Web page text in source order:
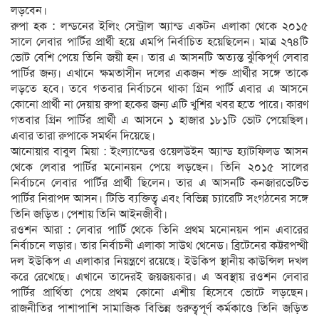
লড়বেন।
রুপা হক : লন্ডনের ইলিং সেন্ট্রাল অ্যান্ড একটন এলাকা থেকে ২০১৫
সালে লেবার পার্টির প্রার্থী হয়ে এমপি নির্বাচিত হয়েছিলেন। মাত্র ২৭৪টি
ভোট বেশি পেয়ে তিনি জয়ী হন। তার এ আসনটি অত্যন্ত ঝুঁকিপূর্ণ লেবার
পার্টির জন্য। এখানে ক্ষমতাসীন দলের একজন শক্ত প্রার্থীর সঙ্গে তাকে
লড়তে হবে। তবে গতবার নির্বাচনে থাকা গ্রিন পার্টি এবার এ আসনে
কোনো প্রার্থী না দেয়ায় রুপা হকের জন্য এটি খুশির খবর হতে পারে। কারণ
গতবার গ্রিন পার্টির প্রার্থী এ আসনে ১ হাজার ১৮১টি ভোট পেয়েছিল।
এবার তারা রুপাকে সমর্থন দিয়েছে।
আনোয়ার বাবুল মিয়া : ইংল্যান্ডের ওয়েলউইন অ্যান্ড হ্যাটফিলড আসন
থেকে লেবার পার্টির মনোনয়ন পেয়ে লড়ছেন। তিনি ২০১৫ সালের
নির্বাচনে লেবার পার্টির প্রার্থী ছিলেন। তার এ আসনটি কনজারভেটিভ
পার্টির নিরাপদ আসন। টিভি ব্যক্তিত্ব এবং বিভিন্ন চ্যারেটি সংগঠনের সঙ্গে
তিনি জড়িত। পেশায় তিনি আইনজীবী।
রওশন আরা : লেবার পার্টি থেকে তিনি প্রথম মনোনয়ন পান এবারের
নির্বাচনে লড়ার। তার নির্বাচনী এলাকা সাউথ থেনেড। ব্রিটেনের কট্টরপন্থী
দল ইউকিপ এ এলাকার নিয়ন্ত্রণে রয়েছে। ইউকিপ স্থানীয় কাউন্সিল দখল
করে রেখেছে। এখানে তাদেরই জয়জয়কার। এ অবস্থায় রওশন লেবার
পার্টির প্রার্থিতা পেয়ে প্রথম কোনো এশীয় হিসেবে ভোটে লড়ছেন।
রাজনীতির পাশাপাশি সামাজিক বিভিন্ন গুরুত্বপূর্ণ কর্মকাণ্ডে তিনি জড়িত